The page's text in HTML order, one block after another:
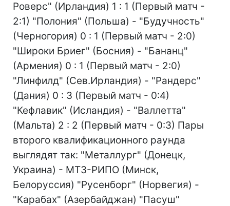
Роверс" (Ирландия) 1 : 1 (Первый матч -
2:1) "Полония" (Польша) - "Будучность"
(Черногория) 0 : 1 (Первый матч - 2:0)
"Широки Бриег" (Босния) - "Бананц"
(Армения) 0 : 1 (Первый матч - 2:0)
"Линфилд" (Сев.Ирландия) - "Рандерс"
(Дания) 0 : 3 (Первый матч - 0:4)
"Кефлавик" (Исландия) - "Валлетта"
(Мальта) 2 : 2 (Первый матч - 0:3) Пары
второго квалификационного раунда
выглядят так: "Металлург" (Донецк,
Украина) - МТЗ-РИПО (Минск,
Белоруссия) "Русенборг" (Норвегия) -
"Карабах" (Азербайджан) "Пасуш"